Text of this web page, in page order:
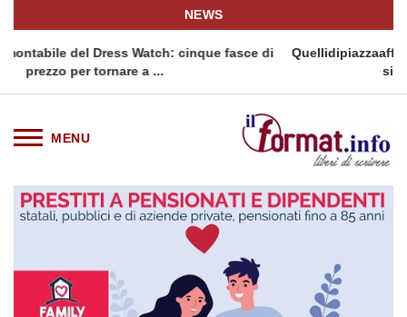
NEWS
fasce di
Quellidipiazzaaffari lancia un nuovo
siciliana: Quellidipiazzatrinità